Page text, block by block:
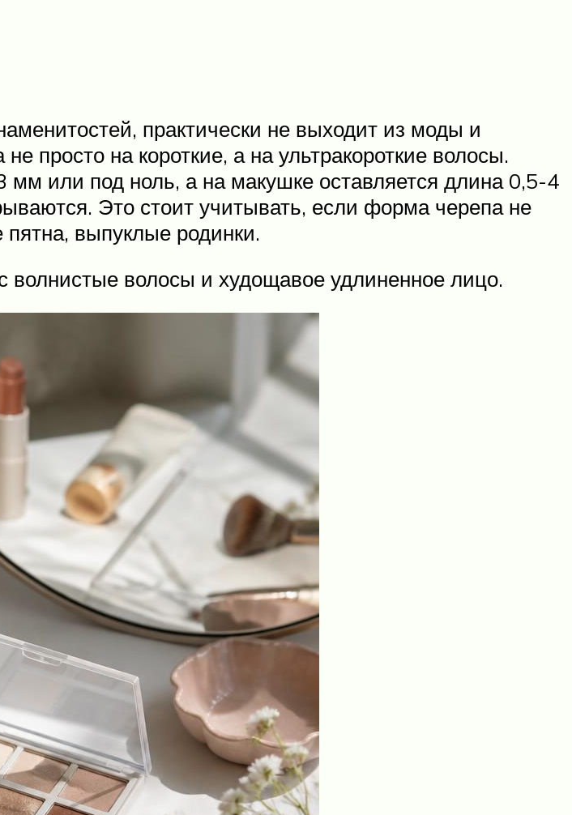
практически не выходит из моды и
просто на короткие, а на ультракороткие волосы.
мм или под ноль, а на макушке оставляется длина 0,5-4
Это стоит учитывать, если форма черепа не
выпуклые родинки.
волнистые волосы и худощавое удлиненное лицо.